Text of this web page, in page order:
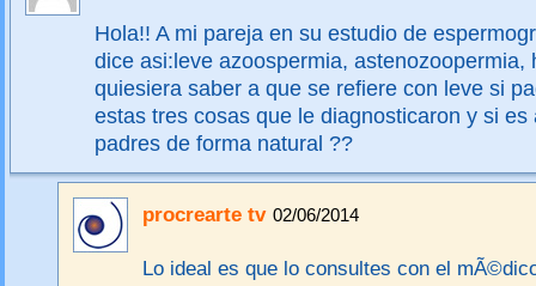
Hola!! A mi pareja en su estudio de
dice asi:leve azoospermia, astenozoopermia,
quiesiera saber a que se refiere con leve si
estas tres cosas que le diagnosticaron y si es
padres de forma natural ??
procrearte tv 02/06/2014
Lo ideal es que lo consultes con el